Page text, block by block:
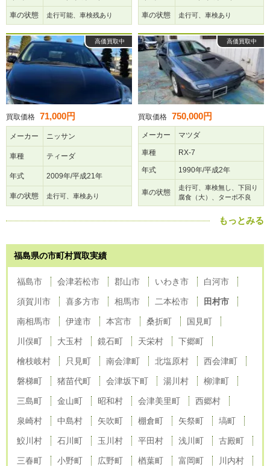
車の状態 走行可能、車検残あり 車の状態 走行可、車検あり
高価買取中
買取価格 71,000円
メーカー ニッサン
車種 ティーダ
年式 2009年/平成21年
車の状態 走行可、車検あり
高価買取中
買取価格 750,000円
メーカー マツダ
車種 RX-7
年式 1990年/平成2年
車の状態
走行可、車検無し、下回り
腐食（大）、ターボ不良
もっとみる
福島県の市町村買取実績
福島市 会津若松市 郡山市 いわき市 白河市
須賀川市 喜多方市 相馬市 二本松市 田村市
南相馬市 伊達市 本宮市 桑折町 国見町
川俣町 大玉村 鏡石町 天栄村 下郷町
檜枝岐村 只見町 南会津町 北塩原村 西会津町
磐梯町 猪苗代町 会津坂下町 湯川村 柳津町
三島町 金山町 昭和村 会津美里町 西郷村
泉崎村 中島村 矢吹町 棚倉町 矢祭町 塙町
鮫川村 石川町 玉川村 平田村 浅川町 古殿町
三春町 小野町 広野町 楢葉町 富岡町 川内村